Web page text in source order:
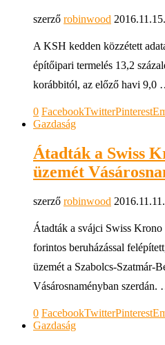
szerző robinwood 2016.11.15.
A KSH kedden közzétett
építőipari termelés 13,2
korábbitól, az előző havi 9,0
0 FacebookTwitterPinterest
Gazdaság
Átadták a Swiss
üzemét
szerző robinwood 2016.11.11.
Átadták a svájci Swiss
forintos beruházással
üzemét a Szabolcs-Szatmár-
Vásárosnaményban szerdán.
0 FacebookTwitterPinterest
Gazdaság